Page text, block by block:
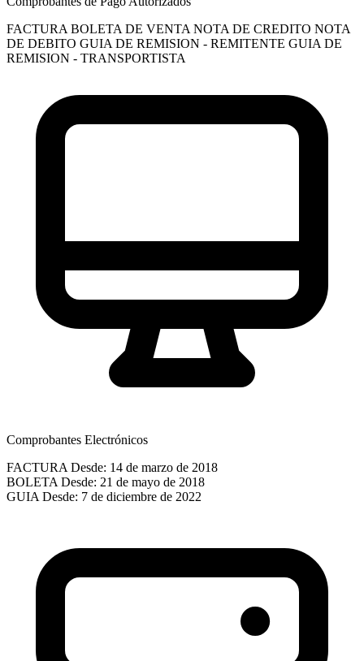
FACTURA BOLETA DE VENTA NOTA DE CREDITO NOTA
DE DEBITO GUIA DE REMISION - REMITENTE GUIA DE
REMISION - TRANSPORTISTA
Comprobantes Electrónicos
FACTURA Desde: 14 de marzo de 2018
BOLETA Desde: 21 de mayo de 2018
GUIA Desde: 7 de diciembre de 2022